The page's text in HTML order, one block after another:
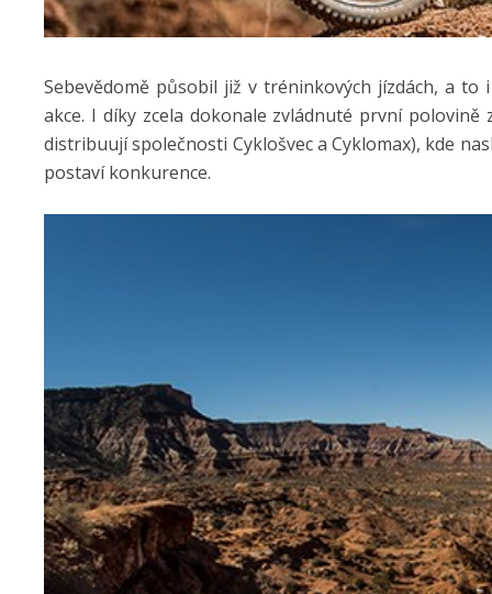
Sebevědomě působil již v tréninkových jízdách, a
akce. I díky zcela dokonale zvládnuté první
distribuují společnosti Cyklošvec a Cyklomax), kde
postaví konkurence.